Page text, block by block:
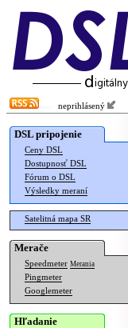
neprihlásený
DSL pripojenie
Ceny DSL
Dostupnosť DSL
Fórum o DSL
Výsledky meraní
Satelitná mapa SR
Merače
Speedmeter Merania
Pingmeter
Googlemeter
Hľadanie